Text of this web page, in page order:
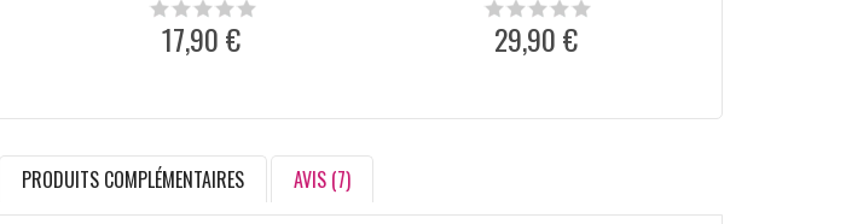
17,90 € 29,90 €
PRODUITS COMPLÉMENTAIRES AVIS (7)